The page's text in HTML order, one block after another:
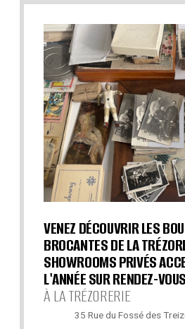
VENEZ DÉCOUVRIR LES
BROCANTES DE LA
SHOWROOMS PRIVÉS
L'ANNÉE SUR RENDEZ-
À LA TRÉZORERIE
35 Rue du Fossé des